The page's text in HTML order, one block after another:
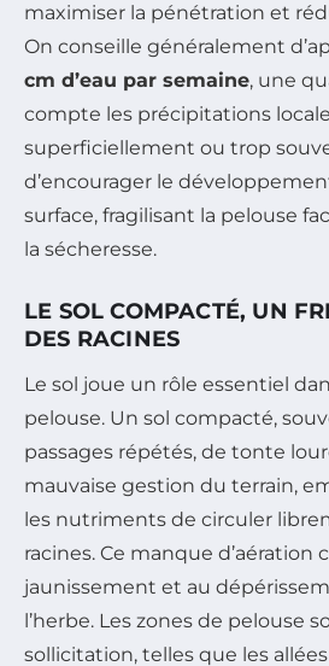
maximiser la pénétration et
On conseille généralement
cm d’eau par semaine, une
compte les précipitations
superficiellement ou trop
d’encourager le
surface, fragilisant la pelouse
la sécheresse.
LE SOL COMPACTÉ, UN
DES RACINES
Le sol joue un rôle essentiel
pelouse. Un sol compacté,
passages répétés, de tonte
mauvaise gestion du terrain,
les nutriments de circuler
racines. Ce manque d’aération
jaunissement et au
l’herbe. Les zones de pelouse
sollicitation, telles que les